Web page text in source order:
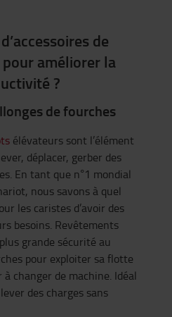
de
améliorer la
?
de fourches
élévateurs sont l’élément
déplacer, gerber des
En tant que n°1 mondial
nous savons à quel
les caristes d’avoir des
besoins. Revêtements
grande sécurité au
pour exploiter sa flotte
changer de machine. Idéal
des charges sans